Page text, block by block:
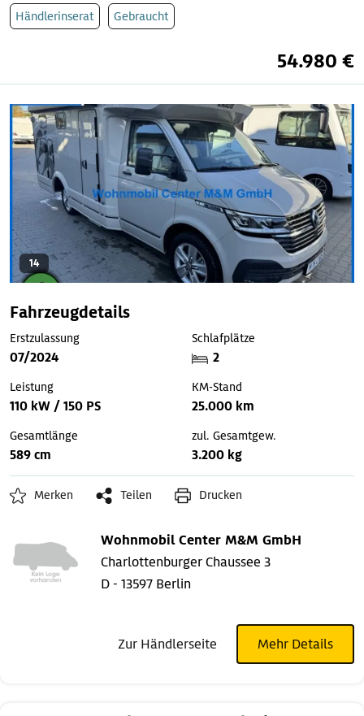
Händlerinserat Gebraucht
54.980 €
14
Fahrzeugdetails
Erstzulassung
07/2024
Schlafplätze
2
Leistung
110 kW / 150 PS
KM-Stand
25.000 km
Gesamtlänge
589 cm
zul. Gesamtgew.
3.200 kg
Merken Teilen Drucken
Wohnmobil Center M&M GmbH
Charlottenburger Chaussee 3
D - 13597 Berlin
Zur Händlerseite Mehr Details